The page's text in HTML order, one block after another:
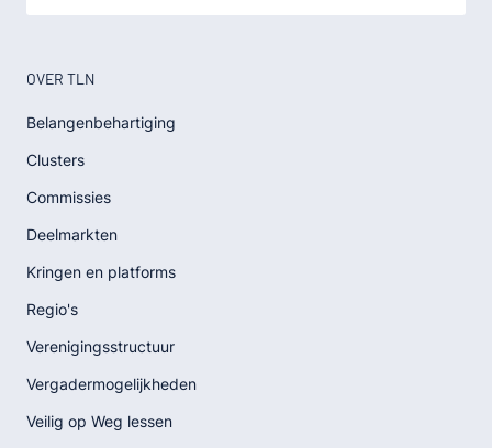
OVER TLN
Belangenbehartiging
Clusters
Commissies
Deelmarkten
Kringen en platforms
Regio's
Verenigingsstructuur
Vergadermogelijkheden
Veilig op Weg lessen